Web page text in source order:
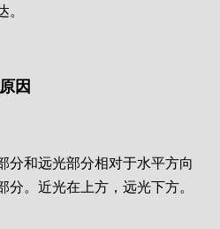
。
因
分和远光部分相对于水平方向
。近光在上方，远光下方。